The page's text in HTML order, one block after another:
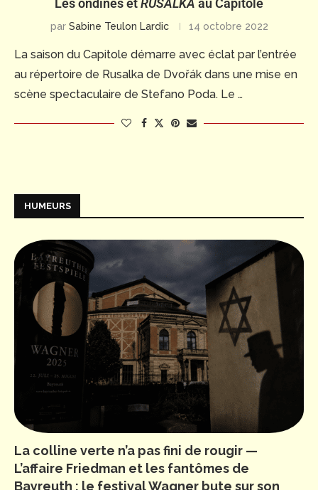
Les ondines etRUSALKA au Capitole
par Sabine Teulon Lardic 14 octobre 2022
La saison du Capitole démarre avec éclat par l’entrée
au répertoire de Rusalka de Dvořák dans une mise en
scène spectaculaire de Stefano Poda. Le …
HUMEURS
La colline verte n’a pas fini de rougir —
L’affaire Friedman et les fantômes de
Bayreuth : le festival Wagner bute sur son